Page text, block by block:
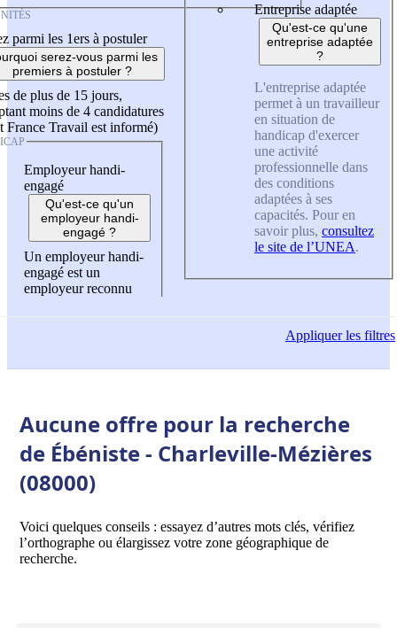
parmi les 1ers à postuler
serez-vous parmi les
premiers à postuler ?
de plus de 15 jours,
moins de 4 candidatures
France Travail est informé)
Employeur handi-
engagé
Qu'est-ce qu'un
employeur handi-
engagé ?
Un employeur handi-
engagé est un
employeur reconnu
Entreprise adaptée
Qu'est-ce qu'une
entreprise adaptée
?
L'entreprise adaptée
permet à un travailleur
en situation de
handicap d'exercer
une activité
professionnelle dans
des conditions
adaptées à ses
capacités. Pour en
savoir plus, consultez
le site de l’UNEA.
Appliquerles filtres
Aucune offre pour la recherche
de Ébéniste - Charleville-Mézières
(08000)
Voici quelques conseils : essayez d’autres mots clés, vérifiez
l’orthographe ou élargissez votre zone géographique de
recherche.